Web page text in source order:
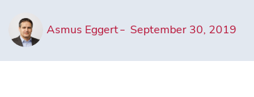
Asmus Eggert September 30, 2019